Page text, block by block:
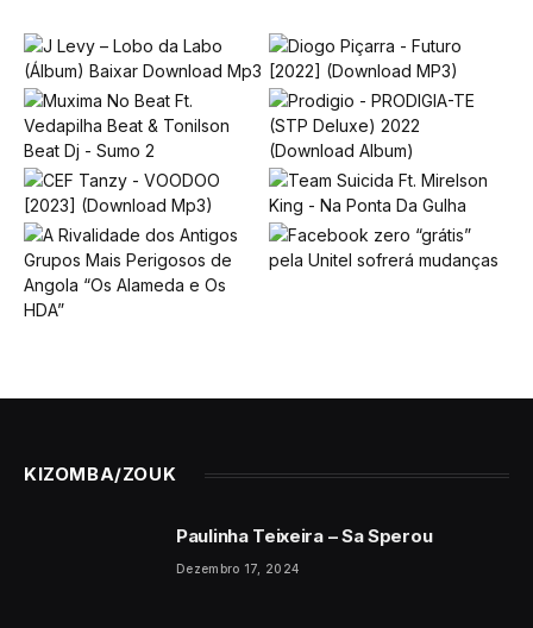
KIZOMBA/ZOUK
Paulinha Teixeira – Sa Sperou
Dezembro 17, 2024